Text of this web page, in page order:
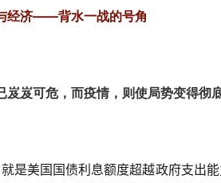
经济——背水一战的号角
岌岌可危，而疫情，则使局势变得彻
是美国国债利息额度超越政府支出